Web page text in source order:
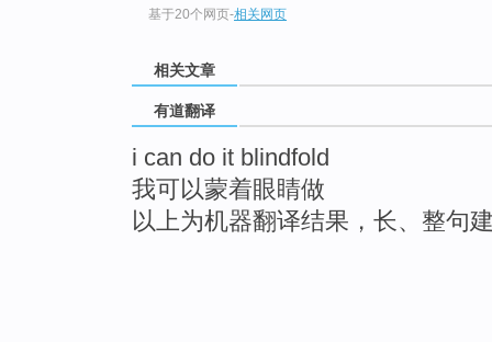
基于20个网页-相关网页
相关文章
有道翻译
i can do it blindfold
我可以蒙着眼睛做
以上为机器翻译结果，长、整句